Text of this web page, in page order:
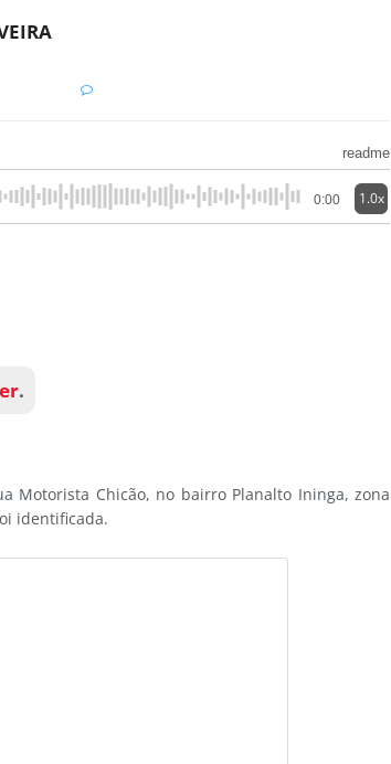
readme
0:00 1.0x
.
Motorista Chicão, no bairro Planalto Ininga, zona
identificada.